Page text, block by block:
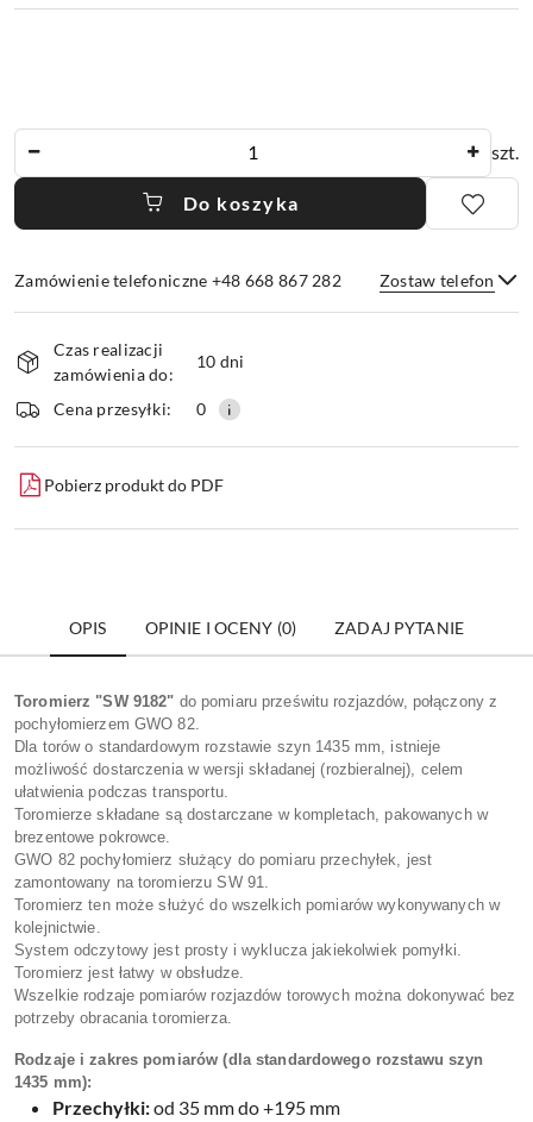
szt.
Do koszyka
Zamówienie telefoniczne +48 668 867 282 Zostaw telefon
Dostępność
i
dostawa
Czas realizacji
zamówienia do:
10 dni
Cena przesyłki: 0
Pobierz produkt do PDF
OPIS OPINIE I OCENY (0) ZADAJ PYTANIE
Toromierz "SW 9182" do pomiaru prześwitu rozjazdów, połączony z
pochyłomierzem GWO 82.
Dla torów o standardowym rozstawie szyn 1435 mm, istnieje
możliwość dostarczenia w wersji składanej (rozbieralnej), celem
ułatwienia podczas transportu.
Toromierze składane są dostarczane w kompletach, pakowanych w
brezentowe pokrowce.
GWO 82 pochyłomierz służący do pomiaru przechyłek, jest
zamontowany na toromierzu SW 91.
Toromierz ten może służyć do wszelkich pomiarów wykonywanych w
kolejnictwie.
System odczytowy jest prosty i wyklucza jakiekolwiek pomyłki.
Toromierz jest łatwy w obsłudze.
Wszelkie rodzaje pomiarów rozjazdów torowych można dokonywać bez
potrzeby obracania toromierza.
Rodzaje i zakres pomiarów (dla standardowego rozstawu szyn
1435 mm):
Przechyłki:od 35 mm do +195 mm